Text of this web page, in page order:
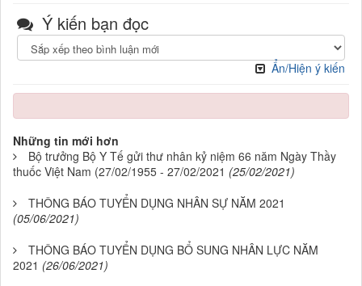
Ý kiến bạn đọc
Ẩn/Hiện ý kiến
Những tin mới hơn
Bộ trưởng Bộ Y Tế gửi thư nhân kỷ niệm 66 năm Ngày Thầy
thuốc Việt Nam (27/02/1955 - 27/02/2021 (25/02/2021)
THÔNG BÁO TUYỂN DỤNG NHÂN SỰ NĂM 2021
(05/06/2021)
THÔNG BÁO TUYỂN DỤNG BỔ SUNG NHÂN LỰC NĂM
2021 (26/06/2021)